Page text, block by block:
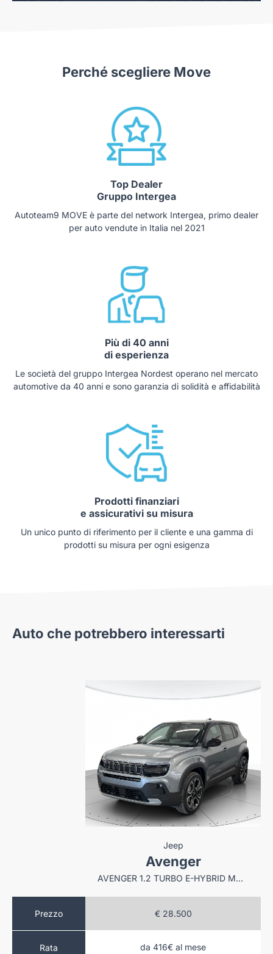
Perché scegliere Move
Top Dealer
Gruppo Intergea
Autoteam9 MOVE è parte del network Intergea, primo dealer
per auto vendute in Italia nel 2021
Più di 40 anni
di esperienza
Le società del gruppo Intergea Nordest operano nel mercato
automotive da 40 anni e sono garanzia di solidità e affidabilità
Prodotti finanziari
e assicurativi su misura
Un unico punto di riferimento per il cliente e una gamma di
prodotti su misura per ogni esigenza
Auto che potrebbero interessarti
Prezzo
Rata
Jeep
Avenger
AVENGER 1.2 TURBO E-HYBRID MHEV SUMMIT FWD 110CV EDCT6
€ 28.500
da 416€ al mese